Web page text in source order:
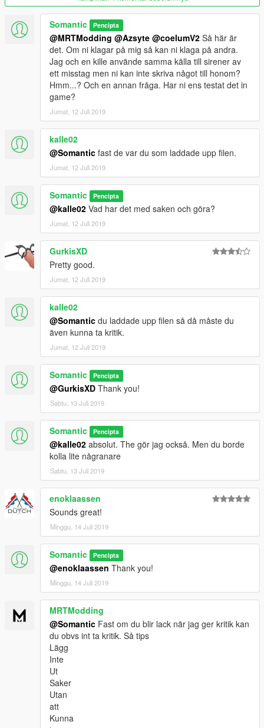
Somantic Pencipta
@MRTModding @Azsyte @coelumV2 Så här är
det. Om ni klagar på mig så kan ni klaga på andra.
Jag och en kille använde samma källa till sirener av
ett misstag men ni kan inte skriva något till honom?
Hmm...? Och en annan fråga. Har ni ens testat det in
game?
Jumat, 12 Juli 2019
kalle02
@Somantic fast de var du som laddade upp filen.
Jumat, 12 Juli 2019
Somantic Pencipta
@kalle02 Vad har det med saken och göra?
Jumat, 12 Juli 2019
GurkisXD
Pretty good.
Jumat, 12 Juli 2019
kalle02
@Somantic du laddade upp filen så då måste du
även kunna ta kritik.
Jumat, 12 Juli 2019
Somantic Pencipta
@GurkisXD Thank you!
Sabtu, 13 Juli 2019
Somantic Pencipta
@kalle02 absolut. The gör jag också. Men du borde
kolla lite någranare
Sabtu, 13 Juli 2019
enoklaassen
Sounds great!
Minggu, 14 Juli 2019
Somantic Pencipta
@enoklaassen Thank you!
Minggu, 14 Juli 2019
MRTModding
@Somantic Fast om du blir lack när jag ger kritik kan
du obvs int ta kritik. Så tips
Lägg
Inte
Ut
Saker
Utan
att
Kunna